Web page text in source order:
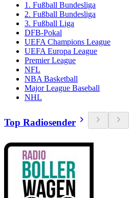
1. Fußball Bundesliga
2. Fußball Bundesliga
3. Fußball Liga
DFB-Pokal
UEFA Champions League
UEFA Europa League
Premier League
NFL
NBA Basketball
Major League Baseball
NHL
Top Radiosender